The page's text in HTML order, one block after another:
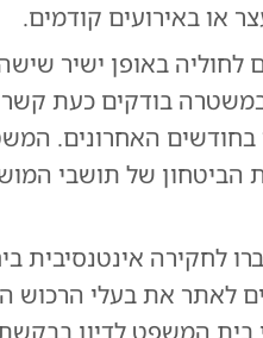
או באירועים קודמים.
לחוליה באופן ישיר
בודקים כעת
בחודשים האחרונים.
של תושבי
לחקירה אינטנסיבית
לאתר את בעלי הרכוש